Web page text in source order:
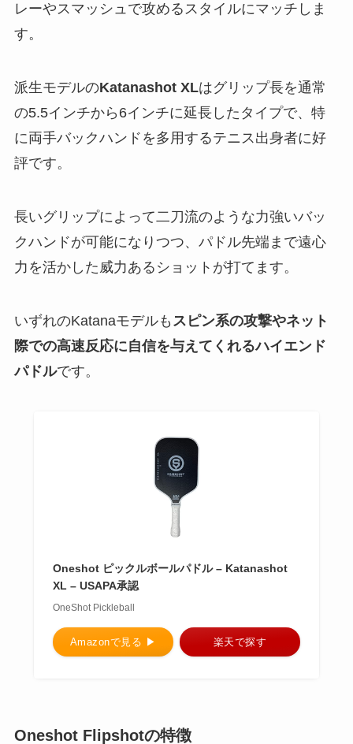
レーやスマッシュで攻めるスタイルにマッチしま
す。
派生モデルのKatanashot XLはグリップ長を通常
の5.5インチから6インチに延長したタイプで、特
に両手バックハンドを多用するテニス出身者に好
評です。
長いグリップによって二刀流のような力強いバッ
クハンドが可能になりつつ、パドル先端まで遠心
力を活かした威力あるショットが打てます。
いずれのKatanaモデルも スピン系の攻撃やネット
際での高速反応に自信を与えてくれるハイエンド
パドルです。
Oneshot ピックルボールパドル – Katanashot
XL – USAPA承認
OneShot Pickleball
Amazonで見る ▶︎ 楽天で探す
Oneshot Flipshotの特徴